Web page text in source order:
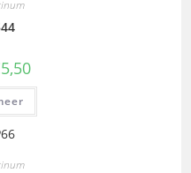
5,50